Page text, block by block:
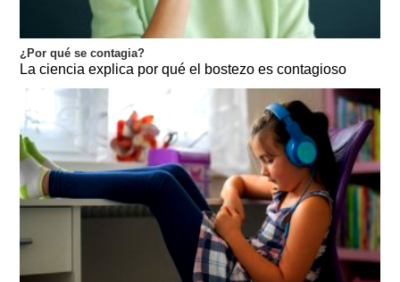
¿Por qué se contagia?
La ciencia explica por qué el bostezo es contagioso